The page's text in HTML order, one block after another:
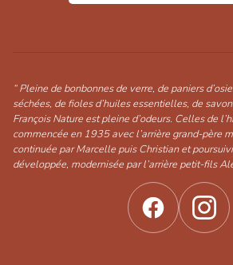
“ Pleine de bonbonnes de verre, de paniers
séchées, de fioles d’huiles essentielles, de
François Nature est pleine d’odeurs. Celles de
commencée en 1935 avec l’arrière grand-père
continuée par Marcelle puis Christian et
développée, modernisée par l’arrière petit-fils